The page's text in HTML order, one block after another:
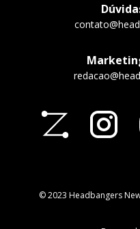
© 2023 Headbangers